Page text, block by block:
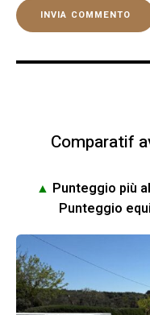
Comparatif
▲ Punteggio più
Punteggio